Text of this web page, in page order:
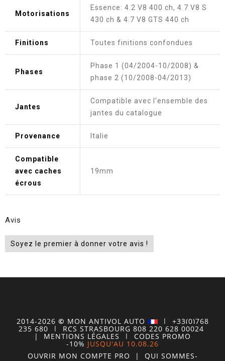
Motorisations
Essence: 4.2 V8 400 ch, 4.7 V8 S
430 ch & 4.7 V8 GTS 440 ch
Finitions Toutes finitions confondues
Phases
Phase 1 (04/2004-10/2008) &
phase 2 (10/2008-04/2013)
Jantes
Compatible avec l'ensemble des
jantes du catalogue
Provenance Italie
Compatible
avec caches
écrous
19mm
Avis
Soyez le premier à donner votre avis !
2014-2026 © MON ANTIVOL AUTO | +33(0)768
235 680 | RCS STRASBOURG 808 220 628 00024
| MENTIONS LÉGALES | CODES PROMO
-10% JUSQU'AU 10.08.26
OUVRIR MON COMPTE PRO | QUI SOMMES-